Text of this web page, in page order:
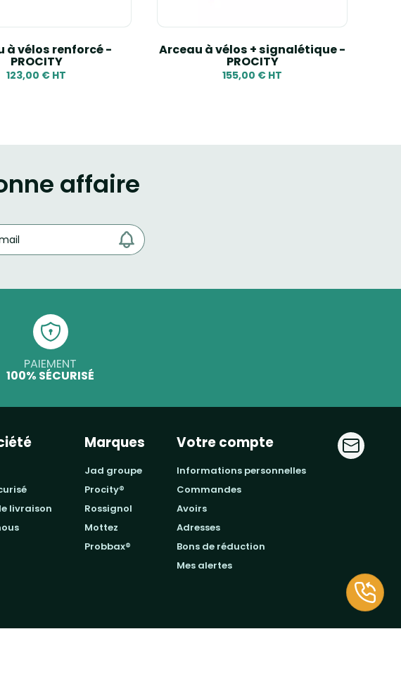
à vélos renforcé -
PROCITY
123,00 € HT
Arceau à vélos + signalétique -
PROCITY
155,00 € HT
affaire
PAIEMENT
100% SÉCURISÉ
livraison
Marques
jad groupe
procity®
rossignol
mottez
probbax®
Votre compte
informations personnelles
commandes
avoirs
adresses
bons de réduction
mes alertes